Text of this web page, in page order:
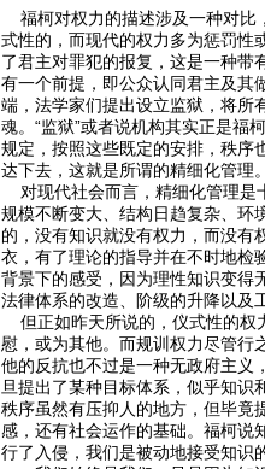
福柯对权力的描述涉及一种对比
式性的，而现代的权力多为惩罚性
了君主对罪犯的报复，这是一种带
有一个前提，即公众认同君主及其
端，法学家们提出设立监狱，将所
魂。“监狱”或者说机构其实正是福
规定，按照这些既定的安排，秩序
达下去，这就是所谓的精细化管理
对现代社会而言，精细化管理是
规模不断变大、结构日趋复杂、环
的，没有知识就没有权力，而没有
衣，有了理论的指导并在不时地检
背景下的感受，因为理性知识变得
法律体系的改造、阶级的升降以及
但正如昨天所说的，仪式性的权
慰，或为其他。而规训权力尽管行
他的反抗也不过是一种无政府主义
旦提出了某种目标体系，似乎知
秩序虽然有压抑人的地方，但毕竟
感，还有社会运作的基础。福柯说
行了入侵，我们是被动地接受知识